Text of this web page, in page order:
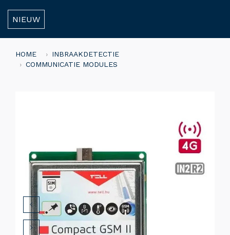
NIEUW
HOME
INBRAAKDETECTIE
COMMUNICATIE MODULES